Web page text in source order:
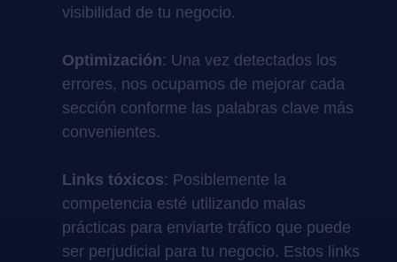
visibilidad de tu negocio.
Optimización: Una vez detectados los
errores, nos ocupamos de mejorar cada
sección conforme las palabras clave más
convenientes.
Links tóxicos: Posiblemente la
competencia esté utilizando malas
prácticas para enviarte tráfico que puede
ser perjudicial para tu negocio. Estos links